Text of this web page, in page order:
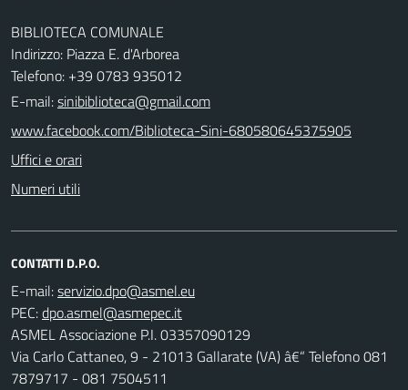
BIBLIOTECA COMUNALE
Indirizzo: Piazza E. d'Arborea
Telefono: +39 0783 935012
E-mail:sinibiblioteca@gmail.com
www.facebook.com/Biblioteca-Sini-680580645375905
Uffici e orari
Numeri utili
CONTATTI D.P.O.
E-mail:
PEC:
ASMEL Associazione P.I. 03357090129
Via Carlo Cattaneo, 9 - 21013 Gallarate (VA) â€“ Telefono 081
7879717 - 081 7504511